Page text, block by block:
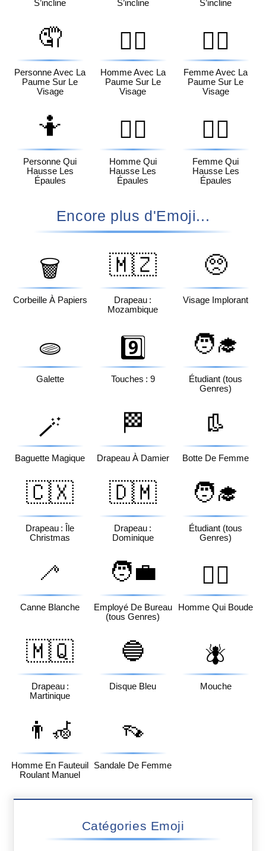
S’incline S’incline S’incline
🤦
Personne Avec La
Paume Sur Le
Visage
🤦‍♂️
Homme Avec La
Paume Sur Le
Visage
🤦‍♀️
Femme Avec La
Paume Sur Le
Visage
🤷
Personne Qui
Hausse Les
Épaules
🤷‍♂️
Homme Qui
Hausse Les
Épaules
🤷‍♀️
Femme Qui
Hausse Les
Épaules
Encore plus d'Emoji...
🗑️
Corbeille À Papiers
🇲🇿
Drapeau :
Mozambique
🥺
Visage Implorant
🫓
Galette
9️⃣
Touches : 9
🧑‍🎓
Étudiant (tous
Genres)
🪄
Baguette Magique
🏁
Drapeau À Damier
👢
Botte De Femme
🇨🇽
Drapeau : Île
Christmas
🇩🇲
Drapeau :
Dominique
🧑‍🎓
Étudiant (tous
Genres)
🦯
Canne Blanche
🧑‍💼
Employé De Bureau
(tous Genres)
🙎‍♂️
Homme Qui Boude
🇲🇶
Drapeau :
Martinique
🔵
Disque Bleu
🪰
Mouche
👨‍🦽
Homme En Fauteuil
Roulant Manuel
👡
Sandale De Femme
Catégories Emoji